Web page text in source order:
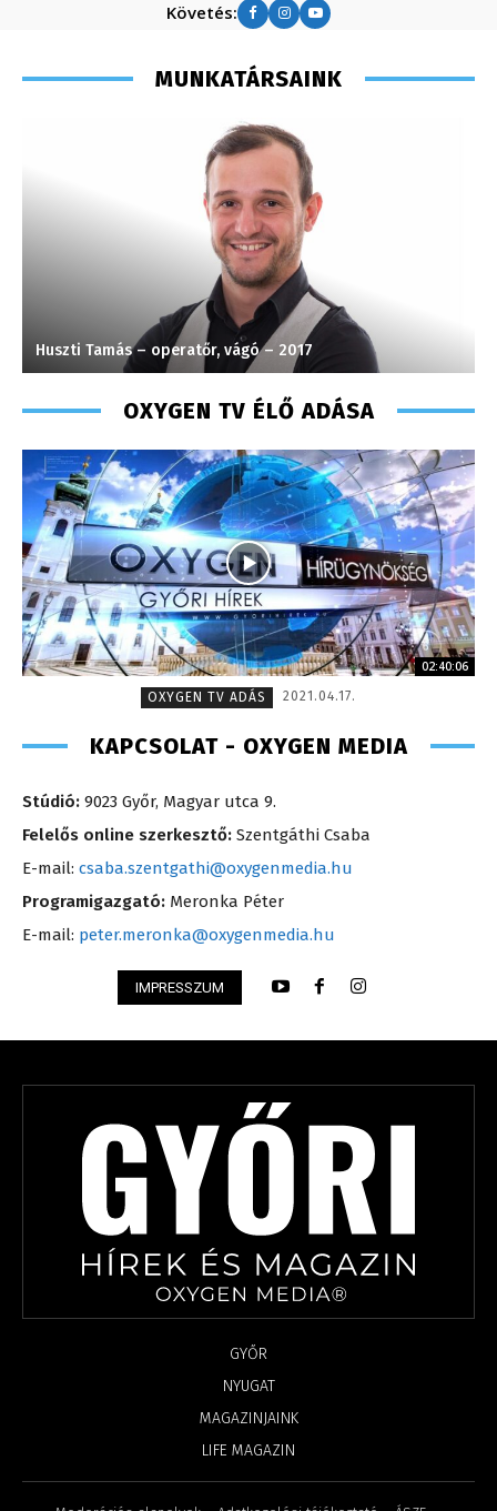
Követés:
MUNKATÁRSAINK
Huszti Tamás – operatőr, vágó – 2017
OXYGEN TV ÉLŐ ADÁSA
02:40:06
OXYGEN TV ADÁS
2021.04.17.
KAPCSOLAT - OXYGEN MEDIA
Stúdió: 9023 Győr, Magyar utca 9.
Felelős online szerkesztő: Szentgáthi Csaba
E-mail: csaba.szentgathi@oxygenmedia.hu
Programigazgató: Meronka Péter
E-mail: peter.meronka@oxygenmedia.hu
IMPRESSZUM
GYŐR
NYUGAT
MAGAZINJAINK
LIFE MAGAZIN